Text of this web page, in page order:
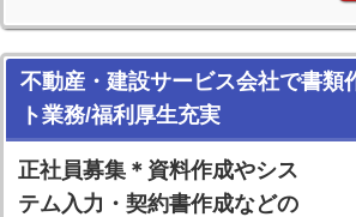
不動産・建設サービス会社で書類
ト業務/福利厚生充実
正社員募集＊資料作成やシス
テム入力・契約書作成などの